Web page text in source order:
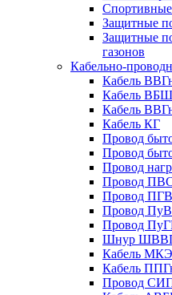
Защитные
Защитные
газонов
Кабельно-
Кабель
Кабель
Кабель
Кабель КГ
Провод
Провод
Провод
Провод
Провод
Провод
Провод
Шнур
Кабель
Кабель
Провод